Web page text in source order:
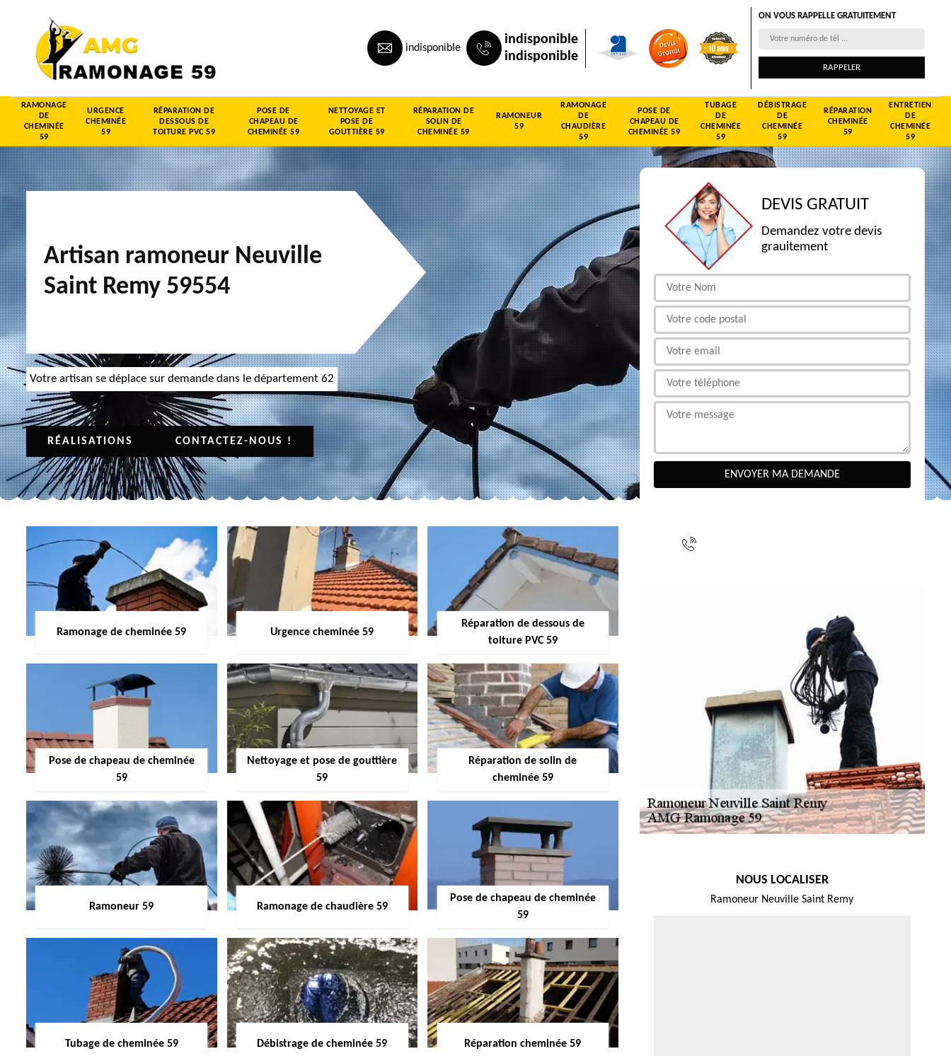
indisponible
indisponible
indisponible
ON VOUS RAPPELLE GRATUITEMENT
RAMONAGE
DE
CHEMINÉE
59
URGENCE
CHEMINÉE
59
RÉPARATION DE
DESSOUS DE
TOITURE PVC 59
POSE DE
CHAPEAU DE
CHEMINÉE 59
NETTOYAGE ET
POSE DE
GOUTTIÈRE 59
RÉPARATION DE
SOLIN DE
CHEMINÉE 59
RAMONEUR
59
RAMONAGE
DE
CHAUDIÈRE
59
POSE DE
CHAPEAU DE
CHEMINÉE 59
TUBAGE
DE
CHEMINÉE
59
DÉBISTRAGE
DE
CHEMINÉE
59
RÉPARATION
CHEMINÉE
59
ENTRETIEN
DE
CHEMINÉE
59
Artisan ramoneur Neuville
Saint Remy 59554
Votre artisan se déplace sur demande dans le département 62
RÉALISATIONS CONTACTEZ-NOUS !
Ramonage de cheminée 59 Urgence cheminée 59
Réparation de dessous de
toiture PVC 59
Pose de chapeau de cheminée
59
Nettoyage et pose de gouttière
59
Réparation de solin de
cheminée 59
Ramoneur 59 Ramonage de chaudière 59
Pose de chapeau de cheminée
59
Tubage de cheminée 59 Débistrage de cheminée 59 Réparation cheminée 59
DEVIS GRATUIT
Demandez votre devis
grauitement
NOUS LOCALISER
Ramoneur Neuville Saint Remy